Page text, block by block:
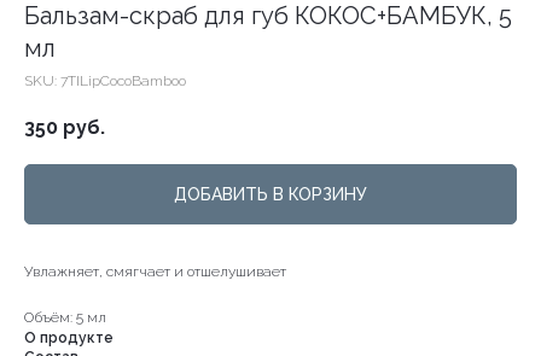
Бальзам-скраб для губ КОКОС+БАМБУК, 5
мл
SKU: 7TILipCocoBamboo
350 руб.
ДОБАВИТЬ В КОРЗИНУ
Увлажняет, смягчает и отшелушивает
Объём: 5 мл
О продукте